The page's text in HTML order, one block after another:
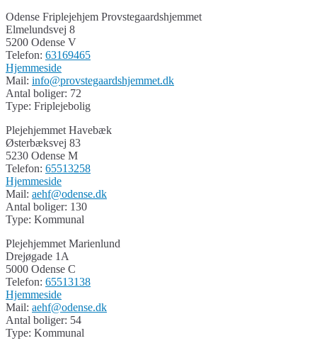
Odense Friplejehjem Provstegaardshjemmet
Elmelundsvej 8
5200 Odense V
Telefon: 63169465
Hjemmeside
Mail: info@provstegaardshjemmet.dk
Antal boliger: 72
Type: Friplejebolig
Plejehjemmet Havebæk
Østerbæksvej 83
5230 Odense M
Telefon: 65513258
Hjemmeside
Mail: aehf@odense.dk
Antal boliger: 130
Type: Kommunal
Plejehjemmet Marienlund
Drejøgade 1A
5000 Odense C
Telefon: 65513138
Hjemmeside
Mail: aehf@odense.dk
Antal boliger: 54
Type: Kommunal